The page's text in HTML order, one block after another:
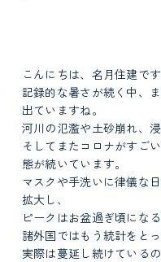
こんにちは、名月住建です
記録的な暑さが続く中、
出ていますね。
河川の氾濫や土砂崩れ、
そしてまたコロナがすご
態が続いています。
マスクや手洗いに律儀な
拡大し、
ピークはお盆過ぎ頃にな
諸外国ではもう統計をと
実際は蔓延し続けているの